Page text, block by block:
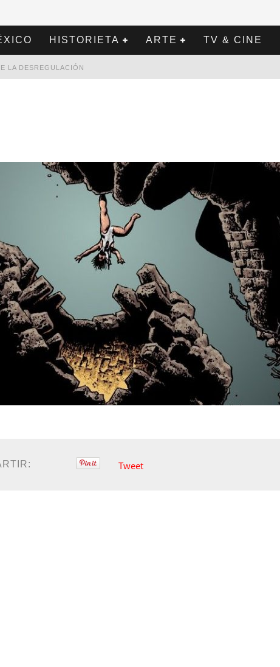
HISTORIETA ARTE TV & CINE
LA DESREGULACIÓN
NIEVE
Tweet